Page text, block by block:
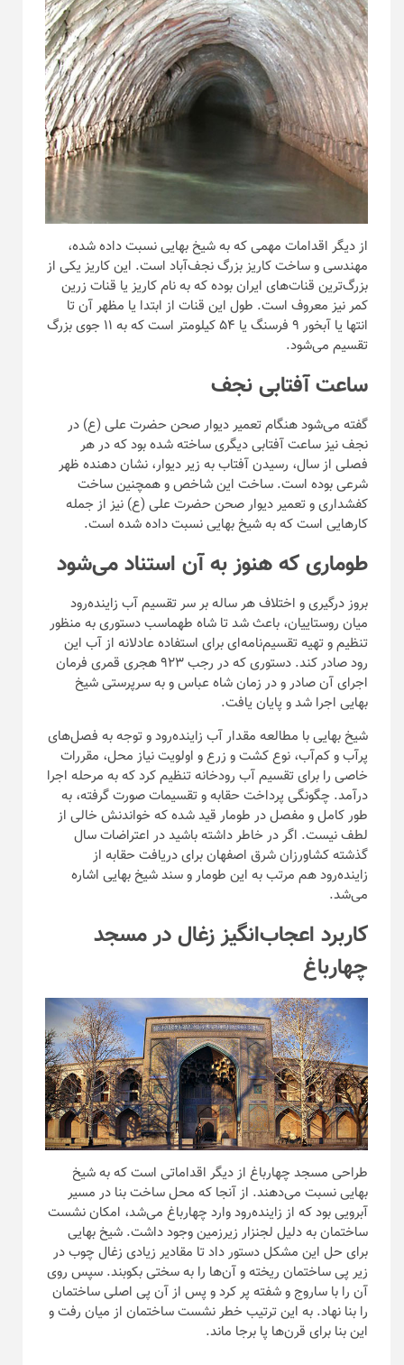
از دیگر اقدامات مهمی که به شیخ بهایی نسبت داده شده،
مهندسی و ساخت کاریز بزرگ نجف‌آباد است. این کاریز یکی از
بزرگ‌ترین قنات‌های ایران بوده که به نام کاریز یا قنات زرین
کمر نیز معروف است. طول این قنات از ابتدا یا مظهر آن تا
انتها یا آبخور ۹ فرسنگ یا ۵۴ کیلومتر است که به ۱۱ جوی بزرگ
تقسیم می‌شود.
ساعت آفتابی نجف
گفته می‌شود هنگام تعمیر دیوار صحن حضرت علی (ع) در
نجف نیز ساعت آفتابی دیگری ساخته شده بود که در هر
فصلی از سال، رسیدن آفتاب به زیر دیوار، نشان دهنده ظهر
شرعی بوده است. ساخت این شاخص و همچنین ساخت
کفشداری و تعمیر دیوار صحن حضرت علی (ع) نیز از جمله
کار‌هایی است که به شیخ بهایی نسبت داده شده است.
طوماری که هنوز به آن استناد می‌شود
بروز درگیری و اختلاف هر ساله بر سر تقسیم آب زاینده‌رود
میان روستاییان، باعث شد تا شاه طهماسب دستوری به منظور
تنظیم و تهیه تقسیم‌نامه‌ای برای استفاده عادلانه از آب ا‌ین
رود صادر کند. دستوری که در رجب ۹۲۳ هجری قمری فرمان
اجرای آن صادر و در زمان شاه عباس و به سرپرستی شیخ
بهایی اجرا شد و پایان یافت.
شیخ بهایی با مطالعه مقدار آب زاینده‌رود و توجه به فصل‌های
پرآب و کم‌آب، نوع کشت و زرع و اولویت نیاز محل، مقررات
خاصی را برای تقسیم آب رودخانه تنظیم کرد که به مرحله اجرا
درآمد. چگونگی پرداخت حقابه و تقسیمات صورت گرفته، به
طور کامل و مفصل در طومار قید شده که خواندنش خالی از
لطف نیست. اگر در خاطر داشته باشید در اعتراضات سال
گذشته کشاورزان شرق اصفهان برای دریافت حقابه از
زاینده‌رود هم مرتب به این طومار و سند شیخ بهایی اشاره
می‌شد.
کاربرد اعجاب‌انگیز زغال در مسجد
چهارباغ
طراحی مسجد چهارباغ از دیگر اقداماتی است که به شیخ
بهایی نسبت می‌دهند. از آنجا که محل ساخت بنا در مسیر
آبرویی بود که از زاینده‌رود وارد چهارباغ می‌شد، امکان نشست
ساختمان به دلیل لجنزار زیرزمین وجود داشت. شیخ بهایی
برای حل این مشکل دستور داد تا مقادیر زیادی زغال چوب در
زیر پی ساختمان ریخته و آن‌ها را به سختی بکوبند. سپس روی
آن را با ساروج و شفته پر کرد و پس از آن پی اصلی ساختمان
را بنا نهاد. به این ترتیب خطر نشست ساختمان از میان رفت و
این بنا برای قرن‌ها پا برجا ماند.